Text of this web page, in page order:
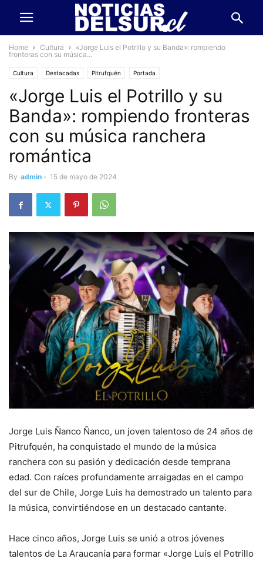
Home Cultura
«Jorge Luis el Potrillo y su Banda»: rompiendo
fronteras con su música...
Cultura Destacadas Pitrufquén Portada
«Jorge Luis el Potrillo y su
Banda»: rompiendo fronteras
con su música ranchera
romántica
By admin - 15 de mayo de 2024
Jorge Luis Ñanco Ñanco, un joven talentoso de 24 años de
Pitrufquén, ha conquistado el mundo de la música
ranchera con su pasión y dedicación desde temprana
edad. Con raíces profundamente arraigadas en el campo
del sur de Chile, Jorge Luis ha demostrado un talento para
la música, convirtiéndose en un destacado cantante.
Hace cinco años, Jorge Luis se unió a otros jóvenes
talentos de La Araucanía para formar «Jorge Luis el Potrillo